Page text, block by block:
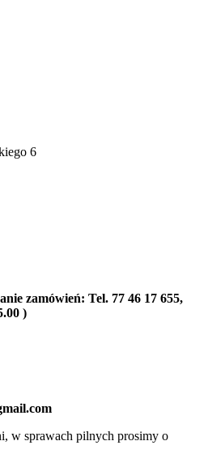
6
zamówień: Tel. 77 46 17 655,
)
w sprawach pilnych prosimy o